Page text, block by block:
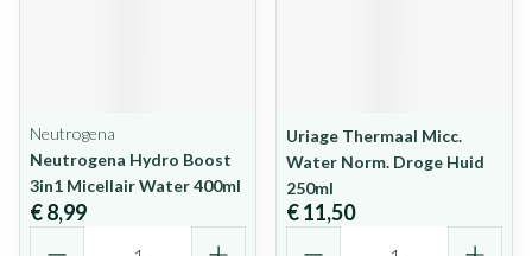
Neutrogena
Neutrogena Hydro Boost
3in1 Micellair Water 400ml
€ 8,99
Uriage Thermaal Micc.
Water Norm. Droge Huid
250ml
€ 11,50